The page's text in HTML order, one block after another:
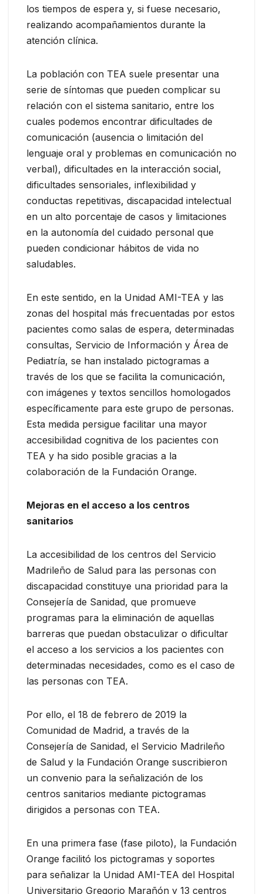
los tiempos de espera y, si fuese necesario,
realizando acompañamientos durante la
atención clínica.
La población con TEA suele presentar una
serie de síntomas que pueden complicar su
relación con el sistema sanitario, entre los
cuales podemos encontrar dificultades de
comunicación (ausencia o limitación del
lenguaje oral y problemas en comunicación no
verbal), dificultades en la interacción social,
dificultades sensoriales, inflexibilidad y
conductas repetitivas, discapacidad intelectual
en un alto porcentaje de casos y limitaciones
en la autonomía del cuidado personal que
pueden condicionar hábitos de vida no
saludables.
En este sentido, en la Unidad AMI-TEA y las
zonas del hospital más frecuentadas por estos
pacientes como salas de espera, determinadas
consultas, Servicio de Información y Área de
Pediatría, se han instalado pictogramas a
través de los que se facilita la comunicación,
con imágenes y textos sencillos homologados
específicamente para este grupo de personas.
Esta medida persigue facilitar una mayor
accesibilidad cognitiva de los pacientes con
TEA y ha sido posible gracias a la
colaboración de la Fundación Orange.
Mejoras en el acceso a los centros
sanitarios
La accesibilidad de los centros del Servicio
Madrileño de Salud para las personas con
discapacidad constituye una prioridad para la
Consejería de Sanidad, que promueve
programas para la eliminación de aquellas
barreras que puedan obstaculizar o dificultar
el acceso a los servicios a los pacientes con
determinadas necesidades, como es el caso de
las personas con TEA.
Por ello, el 18 de febrero de 2019 la
Comunidad de Madrid, a través de la
Consejería de Sanidad, el Servicio Madrileño
de Salud y la Fundación Orange suscribieron
un convenio para la señalización de los
centros sanitarios mediante pictogramas
dirigidos a personas con TEA.
En una primera fase (fase piloto), la Fundación
Orange facilitó los pictogramas y soportes
para señalizar la Unidad AMI-TEA del Hospital
Universitario Gregorio Marañón y 13 centros